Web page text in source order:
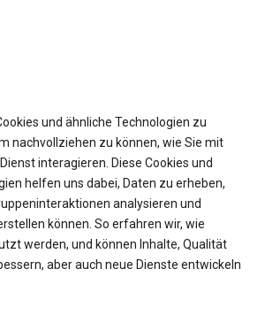
und ähnliche Technologien zu
nachvollziehen zu können, wie Sie mit
interagieren. Diese Cookies und
helfen uns dabei, Daten zu erheben,
analysieren und
können. So erfahren wir, wie
werden, und können Inhalte, Qualität
aber auch neue Dienste entwickeln